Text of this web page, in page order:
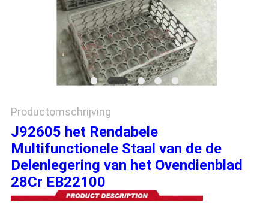
Productomschrijving
J92605 het Rendabele
Multifunctionele Staal van de de
Delenlegering van het Ovendienblad
28Cr EB22100